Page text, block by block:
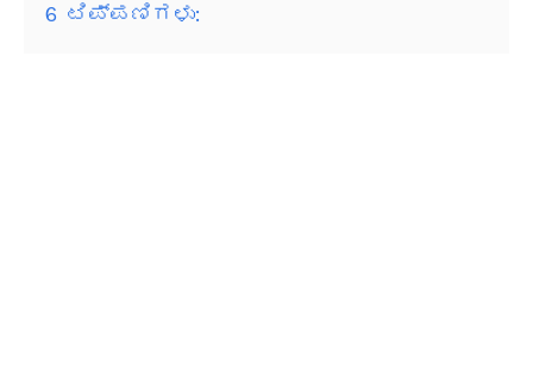
6 ಟಿಪ್ಪಣಿಗಳು: